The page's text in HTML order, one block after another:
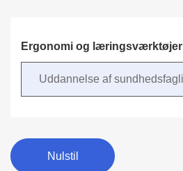
Ergonomi og læringsværktøjer
Nulstil